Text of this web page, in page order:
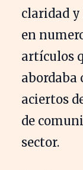
claridad y
en
artículos
abordaba
aciertos
de
sector.